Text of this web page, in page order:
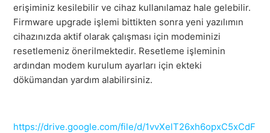
erişiminiz kesilebilir ve cihaz kullanılamaz hale gelebilir.
Firmware upgrade işlemi bittikten sonra yeni yazılımın
cihazınızda aktif olarak çalışması için modeminizi
resetlemeniz önerilmektedir. Resetleme işleminin
ardından modem kurulum ayarları için ekteki
dökümandan yardım alabilirsiniz.
https://drive.google.com/file/d/1vvXelT26xh6opxC5xCdF